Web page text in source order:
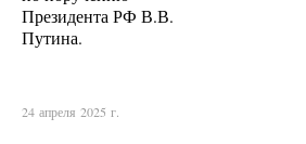
Президента РФ В.В.
Путина.
24 апреля 2025 г.